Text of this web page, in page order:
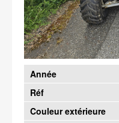
Année
Réf
Couleur extérieure